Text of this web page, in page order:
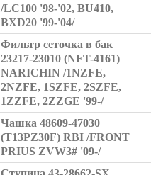
/LC100 '98-'02, BU410,
BXD20 '99-'04/
Фильтр сеточка в бак
23217-23010 (NFT-4161)
NARICHIN /1NZFE,
2NZFE, 1SZFE, 2SZFE,
1ZZFE, 2ZZGE '99-/
Чашка 48609-47030
(T13PZ30F) RBI /FRONT
PRIUS ZVW3# '09-/